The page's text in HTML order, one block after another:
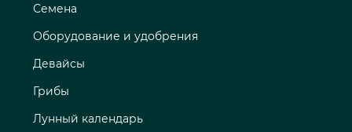
Семена
Оборудование и удобрения
Девайсы
Грибы
Лунный календарь